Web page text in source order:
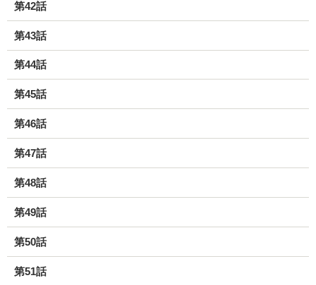
第42話
第43話
第44話
第45話
第46話
第47話
第48話
第49話
第50話
第51話